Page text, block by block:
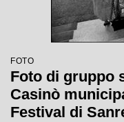
FOTO
Foto di gruppo
Casinò
Festival di